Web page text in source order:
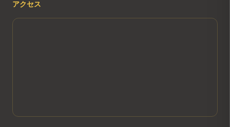
アクセス